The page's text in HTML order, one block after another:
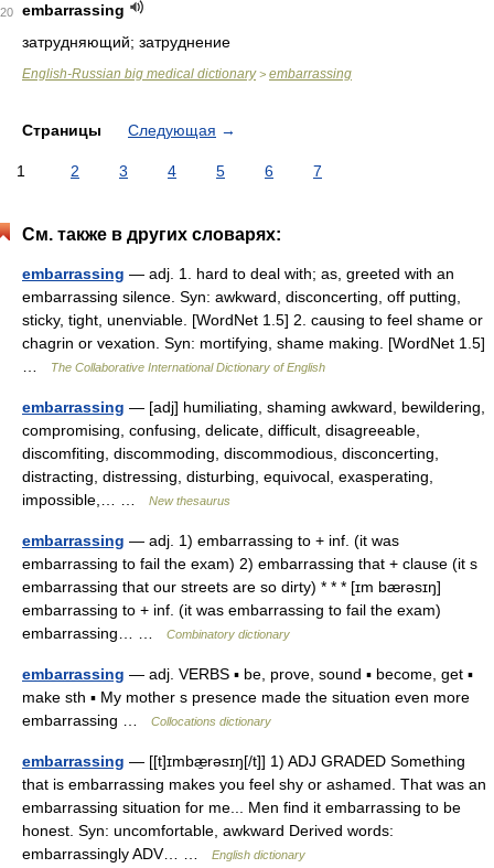
20
embarrassing
затрудняющий; затруднение
English-Russian big medical dictionary> embarrassing
Страницы Следующая →
1 2 3 4 5 6 7
См. также в других словарях:
embarrassing — adj. 1. hard to deal with; as, greeted with an
embarrassing silence. Syn: awkward, disconcerting, off putting,
sticky, tight, unenviable. [WordNet 1.5] 2. causing to feel shame or
chagrin or vexation. Syn: mortifying, shame making. [WordNet 1.5]
The Collaborative International Dictionary of English
embarrassing — [adj] humiliating, shaming awkward, bewildering,
compromising, confusing, delicate, difficult, disagreeable,
discomfiting, discommoding, discommodious, disconcerting,
distracting, distressing, disturbing, equivocal, exasperating,
impossible,… …
New thesaurus
embarrassing — adj. 1) embarrassing to + inf. (it was
embarrassing to fail the exam) 2) embarrassing that + clause (it s
embarrassing that our streets are so dirty) * * * [ɪm bærəsɪŋ]
embarrassing to + inf. (it was embarrassing to fail the exam)
embarrassing… …
Combinatory dictionary
embarrassing — adj. VERBS ▪ be, prove, sound ▪ become, get ▪
make sth ▪ My mother s presence made the situation even more
embarrassing …
Collocations dictionary
embarrassing — [[t]ɪmbæ̱rəsɪŋ[/t]] 1) ADJ GRADED Something
that is embarrassing makes you feel shy or ashamed. That was an
embarrassing situation for me... Men find it embarrassing to be
honest. Syn: uncomfortable, awkward Derived words:
embarrassingly ADV… …
English dictionary